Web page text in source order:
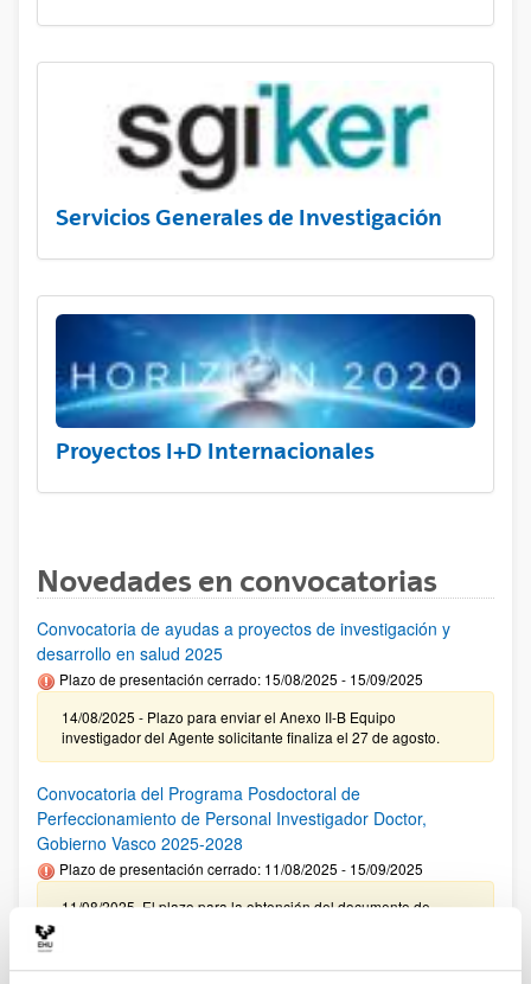
Servicios Generales de Investigación
Proyectos I+D Internacionales
Novedades en convocatorias
Convocatoria de ayudas a proyectos de investigación y
desarrollo en salud 2025
Plazo de presentación cerrado: 15/08/2025 - 15/09/2025
14/08/2025 - Plazo para enviar el Anexo II-B Equipo
investigador del Agente solicitante finaliza el 27 de agosto.
Convocatoria del Programa Posdoctoral de
Perfeccionamiento de Personal Investigador Doctor,
Gobierno Vasco 2025-2028
Plazo de presentación cerrado: 11/08/2025 - 15/09/2025
11/08/2025. El plazo para la obtención del documento de